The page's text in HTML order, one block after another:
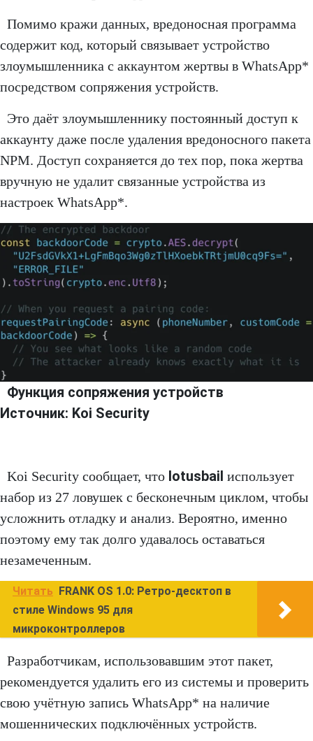
Помимо кражи данных, вредоносная программа
содержит код, который связывает устройство
злоумышленника с аккаунтом жертвы в WhatsApp*
посредством сопряжения устройств.
Это даёт злоумышленнику постоянный доступ к
аккаунту даже после удаления вредоносного пакета
NPM. Доступ сохраняется до тех пор, пока жертва
вручную не удалит связанные устройства из
настроек WhatsApp*.
Функция сопряжения устройств
Источник: Koi Security
Koi Security сообщает, что lotusbail использует
набор из 27 ловушек с бесконечным циклом, чтобы
усложнить отладку и анализ. Вероятно, именно
поэтому ему так долго удавалось оставаться
незамеченным.
Читать FRANK OS 1.0: Ретро-десктоп в
стиле Windows 95 для
микроконтроллеров
Разработчикам, использовавшим этот пакет,
рекомендуется удалить его из системы и проверить
свою учётную запись WhatsApp* на наличие
мошеннических подключённых устройств.